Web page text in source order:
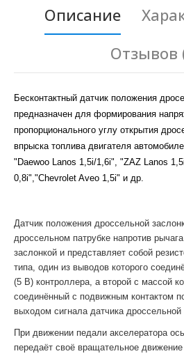
Описание
Отзывов
Бесконтактный датчик положения
предназначен для формирования
пропорционального углу открытия
впрыска топлива двигателя
"Daewoo Lanos 1,5i/1,6i", "ZAZ Lanos
0,8i","Chevrolet Aveo 1,5i" и др.
Датчик положения дроссельной
дроссельном патрубке напротив
заслонкой и представляет собой
типа, один из выводов которого
(5 В) контроллера, а второй с массой
соединённый с подвижным контактом
выходом сигнала датчика дроссельной
При движении педали акселератора
передаёт своё вращательное